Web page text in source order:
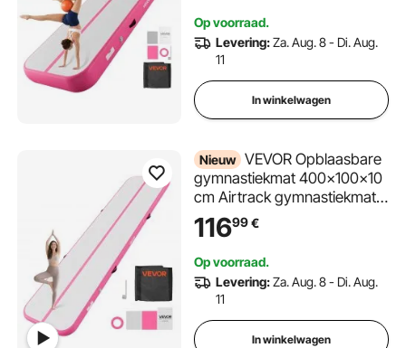
600W elektrische luchtpomp,
reparatiepatch, mondstukken
en tas, roze
Op voorraad.
Levering:Za. Aug. 8 - Di. Aug.
11
In winkelwagen
Nieuw VEVOR Opblaasbare
gymnastiekmat 400x100x10
cm Airtrack gymnastiekmat
voor training,
wedstrijdsporten en yoga,
met antislipoppervlak, 600W
elektrische luchtpomp,
reparatiepatch, mondstukken
11699€
Op voorraad.
Levering:Za. Aug. 8 - Di. Aug.
11
In winkelwagen